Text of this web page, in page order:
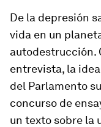
De la depresión
vida en un
autodestrucción.
entrevista, la
del Parlamento
concurso de
un texto sobre la